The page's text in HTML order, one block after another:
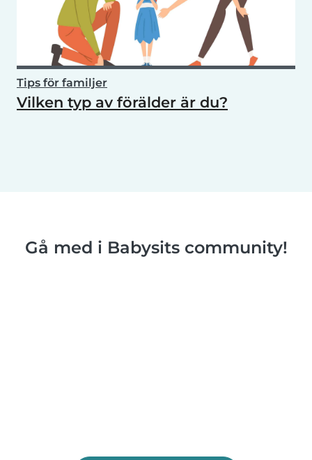
Tips för familjer
Vilken typ av förälder är du?
Gå med i Babysits community!